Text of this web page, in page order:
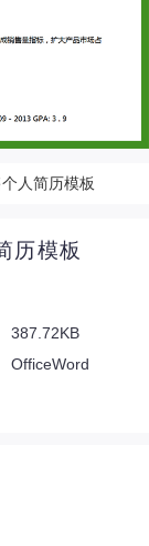
人简历模板
历模板
387.72KB
OfficeWord